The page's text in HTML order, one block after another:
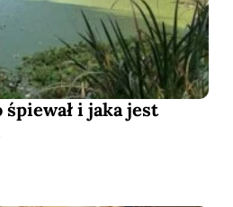
i jaka jest